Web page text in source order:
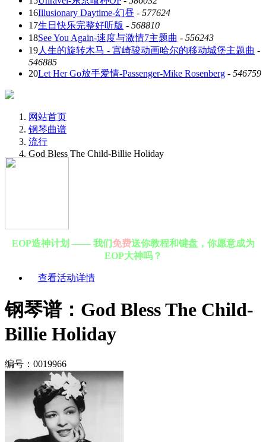
16Illusionary Daytime-幻昼 - 577624
17生日快乐完整好听版 - 568810
18See You Again-速度与激情7主题曲 - 556243
19人生的旋转木马 - 宫崎骏动画哈尔的移动城堡主题曲 -
546885
20Let Her Go放手爱情-Passenger-Mike Rosenberg - 546759
网站首页
钢琴曲谱
流行
God Bless The Child-Billie Holiday
EOP造神计划 —— 我们免费送你教程和键盘，你愿意成为
EOP大神吗？
查看活动详情
钢琴谱：God Bless The Child-
Billie Holiday
编号：0019966